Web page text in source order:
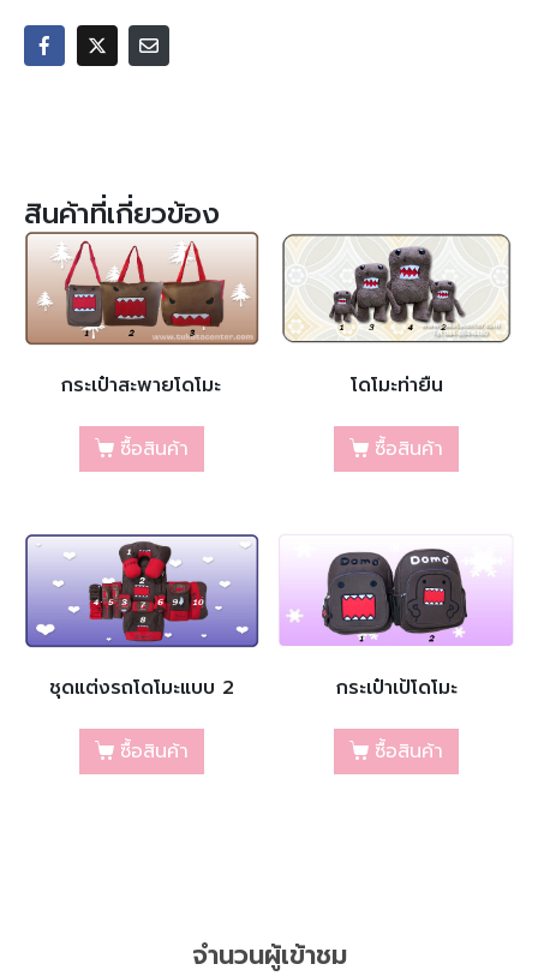
สินค้าที่เกี่ยวข้อง
กระเป๋าสะพายโดโมะ
ซื้อสินค้า
โดโมะท่ายืน
ซื้อสินค้า
ชุดแต่งรถโดโมะแบบ 2
ซื้อสินค้า
กระเป๋าเป้โดโมะ
ซื้อสินค้า
จำนวนผู้เข้าชม